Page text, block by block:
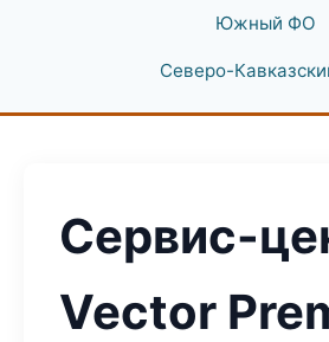
Южный ФО
Северо-
Сервис-
Vector